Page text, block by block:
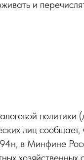
и
лиц
в Минфине
хозяйственных